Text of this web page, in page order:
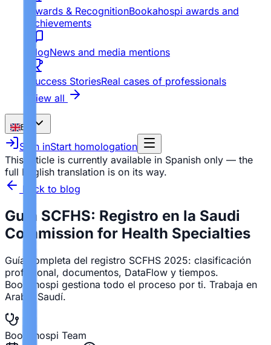
Awards & RecognitionBookahospi awards and
achievements
BlogNews and media mentions
Success StoriesReal cases of professionals
View all
EN
Sign inStart homologation
This article is currently available in Spanish only — the
full English translation is on its way.
Back to blog
Guía SCFHS: Registro en la Saudi
Commission for Health Specialties
Guía completa del registro SCFHS 2025: clasificación
profesional, documentos, DataFlow y tiempos.
Bookahospi gestiona todo el proceso por ti. Trabaja en
Arabia Saudí.
Bookahospi Team